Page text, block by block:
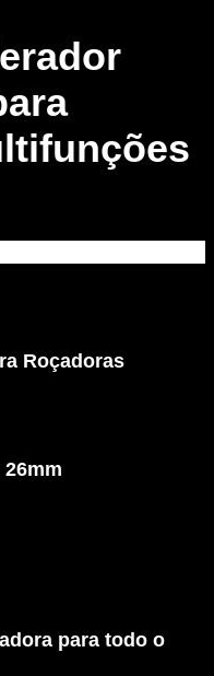
Roçadoras
para todo o